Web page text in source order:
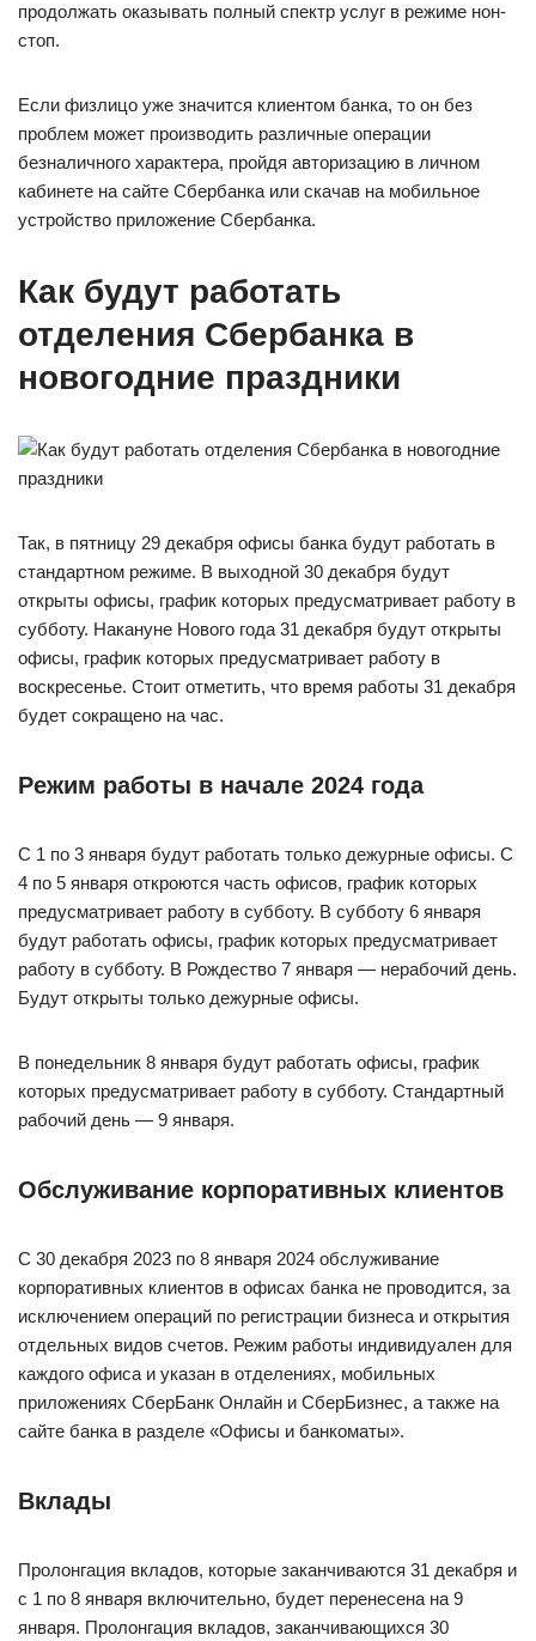
продолжать оказывать полный спектр услуг в режиме нон-
стоп.
Если физлицо уже значится клиентом банка, то он без
проблем может производить различные операции
безналичного характера, пройдя авторизацию в личном
кабинете на сайте Сбербанка или скачав на мобильное
устройство приложение Сбербанка.
Как будут работать
отделения Сбербанка в
новогодние праздники
Так, в пятницу 29 декабря офисы банка будут работать в
стандартном режиме. В выходной 30 декабря будут
открыты офисы, график которых предусматривает работу в
субботу. Накануне Нового года 31 декабря будут открыты
офисы, график которых предусматривает работу в
воскресенье. Стоит отметить, что время работы 31 декабря
будет сокращено на час.
Режим работы в начале 2024 года
С 1 по 3 января будут работать только дежурные офисы. С
4 по 5 января откроются часть офисов, график которых
предусматривает работу в субботу. В субботу 6 января
будут работать офисы, график которых предусматривает
работу в субботу. В Рождество 7 января — нерабочий день.
Будут открыты только дежурные офисы.
В понедельник 8 января будут работать офисы, график
которых предусматривает работу в субботу. Стандартный
рабочий день — 9 января.
Обслуживание корпоративных клиентов
С 30 декабря 2023 по 8 января 2024 обслуживание
корпоративных клиентов в офисах банка не проводится, за
исключением операций по регистрации бизнеса и открытия
отдельных видов счетов. Режим работы индивидуален для
каждого офиса и указан в отделениях, мобильных
приложениях СберБанк Онлайн и СберБизнес, а также на
сайте банка в разделе «Офисы и банкоматы».
Вклады
Пролонгация вкладов, которые заканчиваются 31 декабря и
с 1 по 8 января включительно, будет перенесена на 9
января. Пролонгация вкладов, заканчивающихся 30